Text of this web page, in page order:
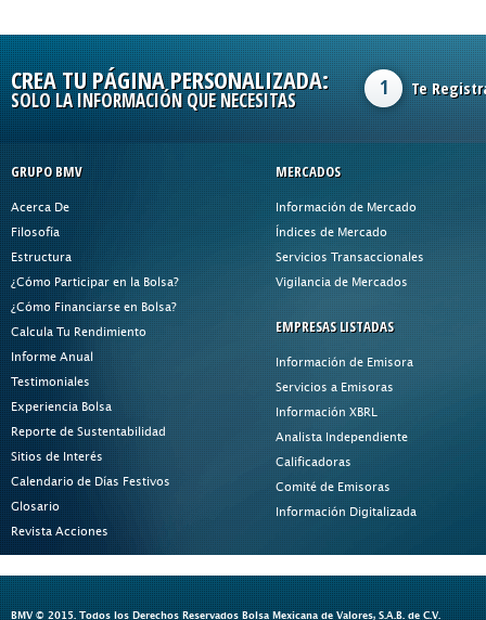
CREA TU PÁGINA PERSONALIZADA:
SOLO LA INFORMACIÓN QUE NECESITAS
1 Te
GRUPO BMV
Acerca De
Filosofía
Estructura
¿Cómo Participar en la Bolsa?
¿Cómo Financiarse en Bolsa?
Calcula Tu Rendimiento
Informe Anual
Testimoniales
Experiencia Bolsa
Reporte de Sustentabilidad
Sitios de Interés
Calendario de Días Festivos
Glosario
Revista Acciones
MERCADOS
Información de Mercado
Índices de Mercado
Servicios Transaccionales
Vigilancia de Mercados
EMPRESAS LISTADAS
Información de Emisora
Servicios a Emisoras
Información XBRL
Analista Independiente
Calificadoras
Comité de Emisoras
Información Digitalizada
BMV © 2015. Todos los Derechos Reservados Bolsa Mexicana de Valores, S.A.B. de C.V.